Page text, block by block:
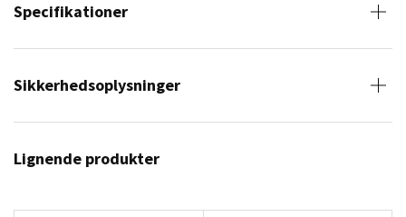
Specifikationer
Sikkerhedsoplysninger
Lignende produkter